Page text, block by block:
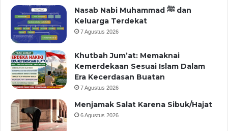
Nasab Nabi Muhammad ﷺ dan
Keluarga Terdekat
7 Agustus 2026
Khutbah Jum’at: Memaknai
Kemerdekaan Sesuai Islam Dalam
Era Kecerdasan Buatan
7 Agustus 2026
Menjamak Salat Karena Sibuk/Hajat
6 Agustus 2026